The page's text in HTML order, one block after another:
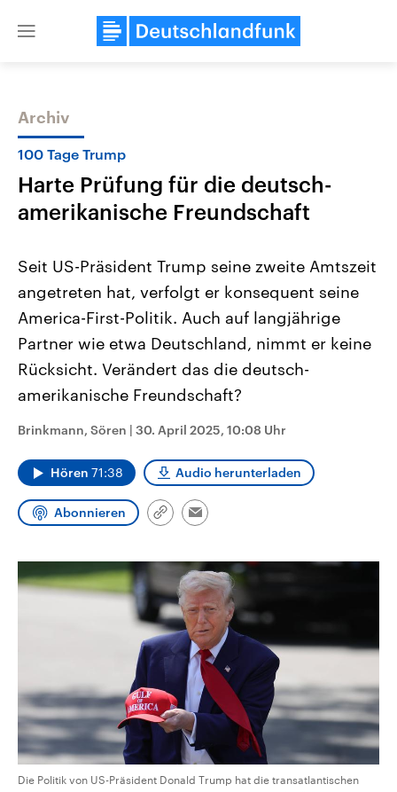
Close
Themen
Landtagswahl Sachsen-Anhalt
2026
Alle Informationen
Sachsen-Anhalt wählt am 6.
September 2026 einen neuen
Landtag. Seit 2021 wird das
Bundesland von einer Koalition aus
Umfragen, Prognosen,
Wahlprogramme, aktuelle Berichte
und Kandidaten der anstehenden
Wahl.
USA
Aktuelle Beiträge,
Hintergründe
Wirtschaftlich und
gehören die Vereinigten
den mächtigsten Ländern
mit großem Einfluss auf
Archiv
100 Tage Trump
Harte Prüfung für die deutsch-
amerikanische Freundschaft
Seit US-Präsident Trump seine zweite Amtszeit
angetreten hat, verfolgt er konsequent seine
America-First-Politik. Auch auf langjährige
Partner wie etwa Deutschland, nimmt er keine
Rücksicht. Verändert das die deutsch-
amerikanische Freundschaft?
Brinkmann, Sören | 30. April 2025, 10:08 Uhr
Hören 71:38 Audio herunterladen
Abonnieren
Link
Email
Die Politik von US-Präsident Donald Trump hat die transatlantischen